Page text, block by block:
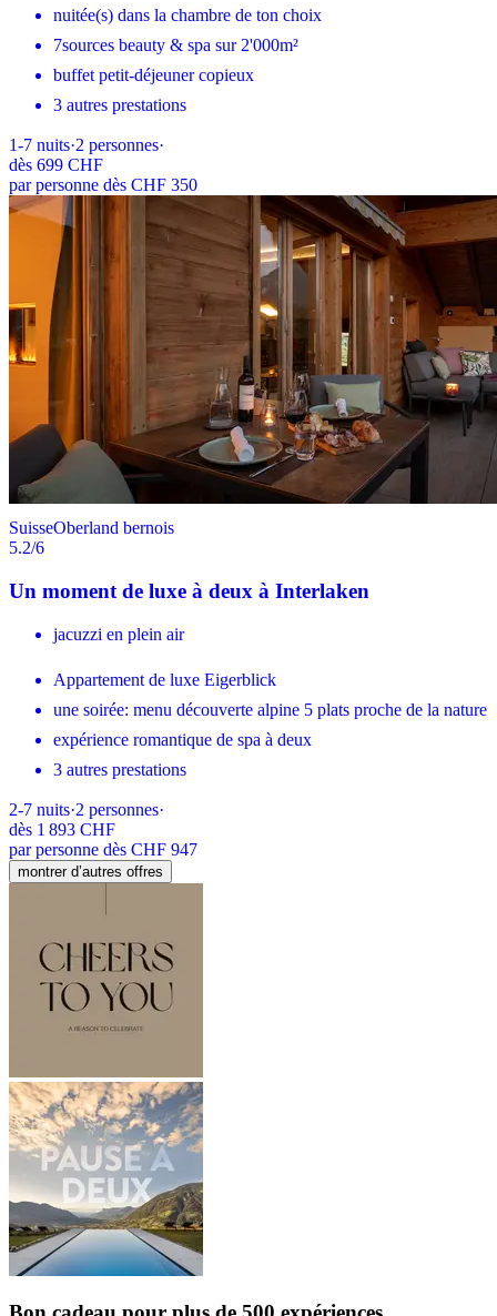
nuitée(s) dans la chambre de ton choix
7sources beauty & spa sur 2'000m²
buffet petit-déjeuner copieux
3 autres prestations
1-7 nuits·2 personnes·
dès 699 CHF
par personne dès CHF 350
SuisseOberland bernois
5.2/6
Un moment de luxe à deux à Interlaken
jacuzzi en plein air
Appartement de luxe Eigerblick
une soirée: menu découverte alpine 5 plats proche de la nature
expérience romantique de spa à deux
3 autres prestations
2-7 nuits·2 personnes·
dès 1 893 CHF
par personne dès CHF 947
montrer d’autres offres